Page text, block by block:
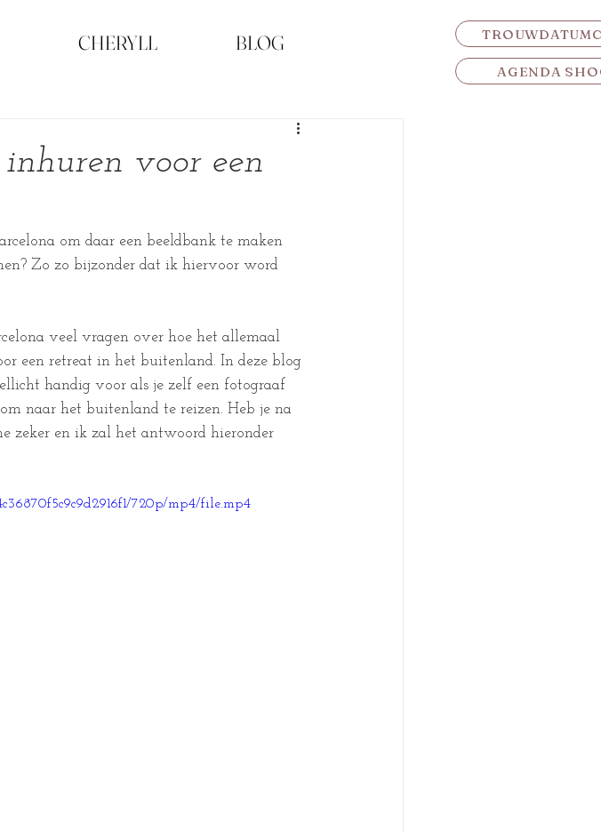
CHERYLL BLOG
AGENDA
voor een
om daar een beeldbank te maken
Zo zo bijzonder dat ik hiervoor word
veel vragen over hoe het allemaal
een retreat in het buitenland. In deze blog
handig voor als je zelf een fotograaf
naar het buitenland te reizen. Heb je na
zeker en ik zal het antwoord hieronder
720p/mp4/file.mp4